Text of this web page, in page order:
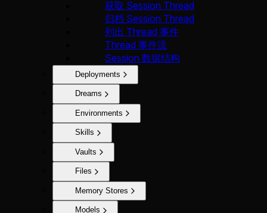
获取 Session Thread
归档 Session Thread
列出 Thread 事件
Thread 事件流
Session 数据结构
Deployments
Dreams
Environments
Skills
Vaults
Files
Memory Stores
Models